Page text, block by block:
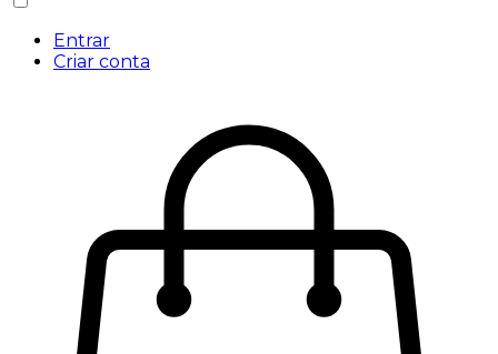
Entrar
Criar conta